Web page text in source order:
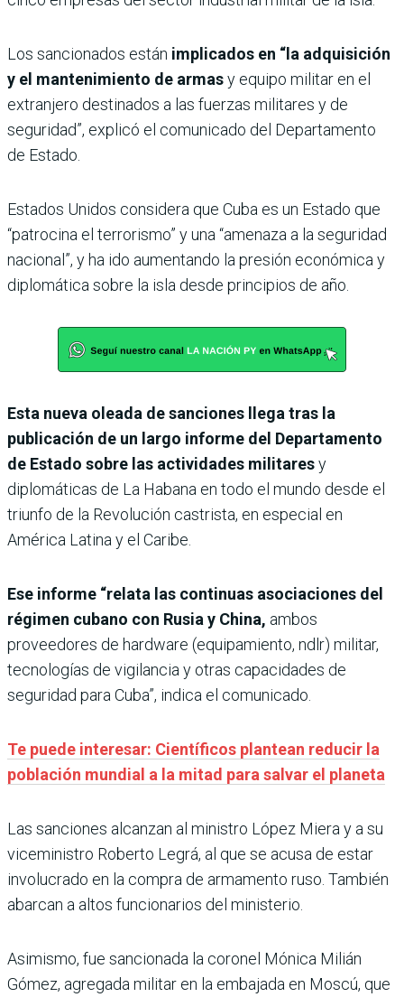
Los sancionados están implicados en “la adquisición
y el mantenimiento de armasy equipo militar en el
extranjero destinados a las fuerzas militares y de
seguridad”, explicó el comunicado del Departamento
de Estado.
Estados Unidos considera que Cuba es un Estado que
“patrocina el terrorismo” y una “amenaza a la seguridad
nacional”, y ha ido aumentando la presión económica y
diplomática sobre la isla desde principios de año.
Esta nueva oleada de sanciones llega tras la
publicación de un largo informe del Departamento
de Estado sobre las actividades militaresy
diplomáticas de La Habana en todo el mundo desde el
triunfo de la Revolución castrista, en especial en
América Latina y el Caribe.
Ese informe “relata las continuas asociaciones del
régimen cubano con Rusia y China, ambos
proveedores de hardware (equipamiento, ndlr) militar,
tecnologías de vigilancia y otras capacidades de
seguridad para Cuba”, indica el comunicado.
Te puede interesar: Científicos plantean reducir la
población mundial a la mitad para salvar el planeta
Las sanciones alcanzan al ministro López Miera y a su
viceministro Roberto Legrá, al que se acusa de estar
involucrado en la compra de armamento ruso. También
abarcan a altos funcionarios del ministerio.
Asimismo, fue sancionada la coronel Mónica Milián
Gómez, agregada militar en la embajada en Moscú, que